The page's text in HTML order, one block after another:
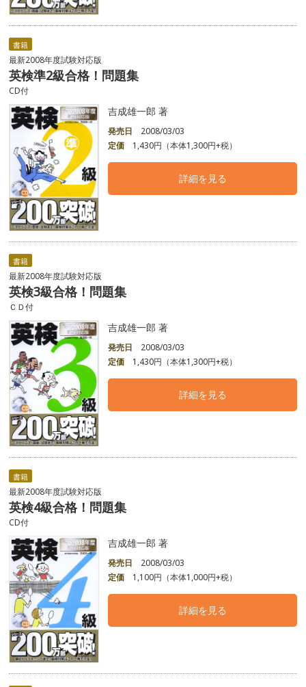
書籍
最新2008年度試験対応版
英検準2級合格！問題集
CD付
吉成雄一郎 著
発売日
2008/03/03
定価
1,430円（本体1,300円+税）
詳細を見る
書籍
最新2008年度試験対応版
英検3級合格！問題集
ＣＤ付
吉成雄一郎 著
発売日
2008/03/03
定価
1,430円（本体1,300円+税）
詳細を見る
書籍
最新2008年度試験対応版
英検4級合格！問題集
CD付
吉成雄一郎 著
発売日
2008/03/03
定価
1,100円（本体1,000円+税）
詳細を見る